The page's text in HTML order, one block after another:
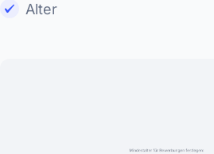
Alter